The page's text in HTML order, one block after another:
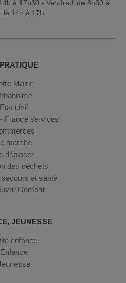
à 17h30 - Vendredi de 8h30 à
14h à 17h
Mairie
Etat civil
France services
marché
déplacer
des déchets
secours et santé
Domont
JEUNESSE
enfance
Enfance